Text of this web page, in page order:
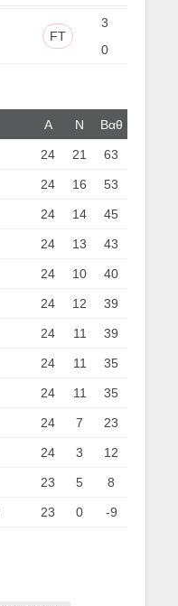
3
FT
0
Α N Βαθ
24 21 63
24 16 53
24 14 45
24 13 43
24 10 40
24 12 39
24 11 39
24 11 35
24 11 35
24 7 23
24 3 12
23 5 8
23 0 -9